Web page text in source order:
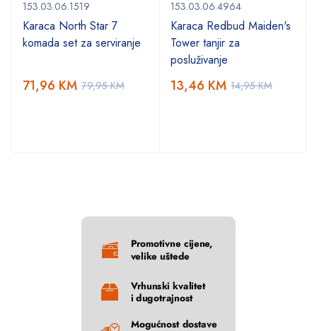
153.03.06.1519
Karaca North Star 7
komada set za serviranje
79,95KM
71,96 KM
153.03.06.4964
Karaca Redbud Maiden's
Tower tanjir za
posluživanje
14,95KM
13,46 KM